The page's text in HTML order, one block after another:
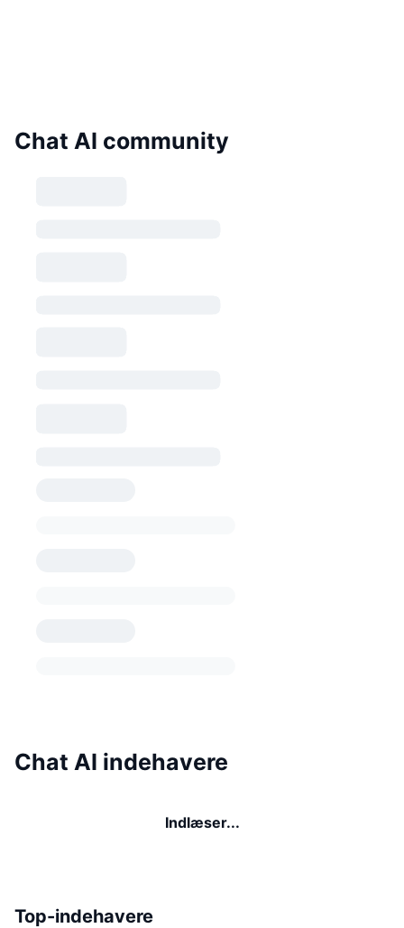
Chat AI community
Chat AI indehavere
Indlæser...
Top-indehavere